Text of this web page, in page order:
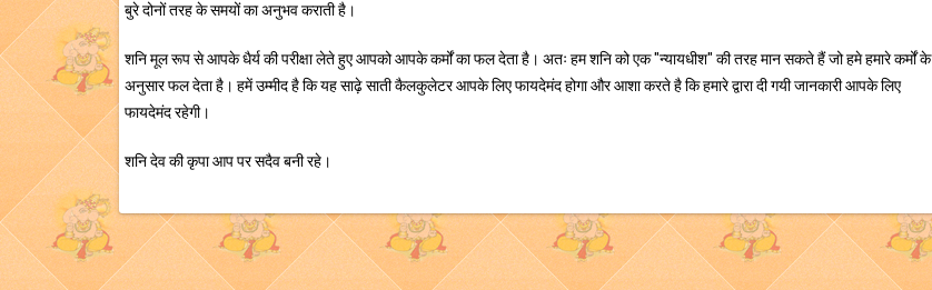
बुरे दोनों तरह के समयों का अनुभव कराती है।
शनि मूल रूप से आपके धैर्य की परीक्षा लेते हुए आपको आपके कर्मों का फल देता है। अतः हम शनि को एक "न्यायधीश" की तरह मान सकते हैं जो हमे हमारे कर्मों के
अनुसार फल देता है। हमें उम्मीद है कि यह साढ़े साती कैलकुलेटर आपके लिए फायदेमंद होगा और आशा करते है कि हमारे द्वारा दी गयी जानकारी आपके लिए
फायदेमंद रहेगी।
शनि देव की कृपा आप पर सदैव बनी रहे।